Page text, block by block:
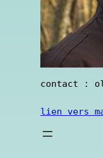
contact
lien vers